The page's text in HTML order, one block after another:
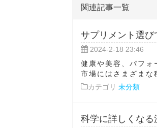
関連記事一覧
サプリメント選
2024-2-18 23:46
健康や美容、パフォ
市場にはさまざまな
カテゴリ 未分類
科学に詳しくな